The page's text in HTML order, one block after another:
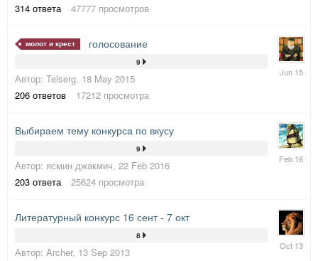
314 ответа 47777 просмотров
молот и крест голосование
9
Автор: Telserg, 18 May 2015
206 ответов 17212 просмотра
6
Выбираем тему конкурса по вкусу
9
Автор: ясмин джакмич, 22 Feb 2016
203 ответа 25624 просмотра
27
Литературный конкурс 16 сент - 7 окт
8
Автор: Archer, 13 Sep 2013
6